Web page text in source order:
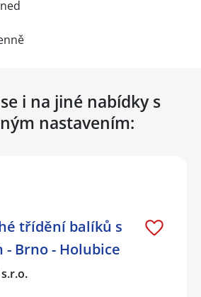
i na jiné nabídky s
nastavením:
třídění balíků s
- Brno - Holubice